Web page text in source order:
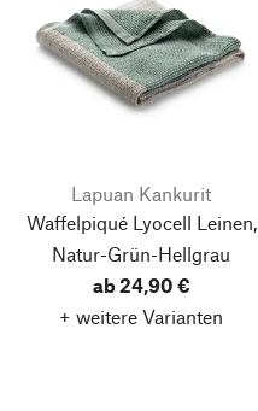
Lapuan Kankurit
Waffelpiqué Lyocell Leinen,
Natur-Grün-Hellgrau
ab 24,90 €
+ weitere Varianten